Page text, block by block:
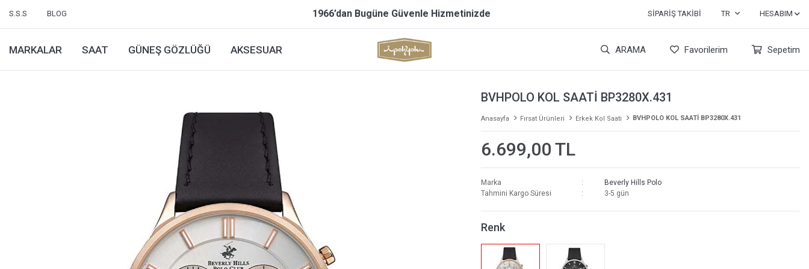
S.S.S BLOG 1966’dan Bugüne Güvenle Hizmetinizde SIPARIŞ TAKIBI TR HESABIM
MARKALAR SAAT GÜNEŞ GÖZLÜĞÜ AKSESUAR ARAMA Favorilerim Sepetim
BVHPOLO KOL SAATİ BP3280X.431
Anasayfa Fırsat Ürünleri Erkek Kol Saati BVHPOLO KOL SAATİ BP3280X.431
6.699,00 TL
Marka
Beverly Hills Polo
Tahmini Kargo Süresi
3-5 gün
Renk